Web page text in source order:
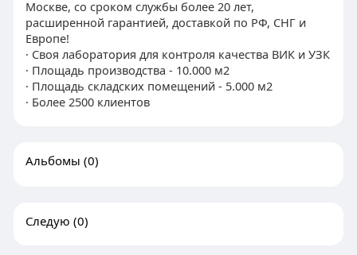
Москве, со сроком службы более 20 лет,
расширенной гарантией, доставкой по РФ, СНГ и
Европе!
· Своя лаборатория для контроля качества ВИК и УЗК
· Площадь производства - 10.000 м2
· Площадь складских помещений - 5.000 м2
· Более 2500 клиентов
Альбомы (0)
Следую (0)